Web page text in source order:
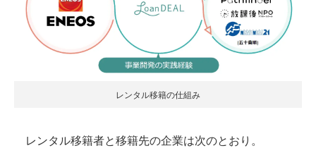
レンタル移籍の仕組み
レンタル移籍者と移籍先の企業は次のとおり。